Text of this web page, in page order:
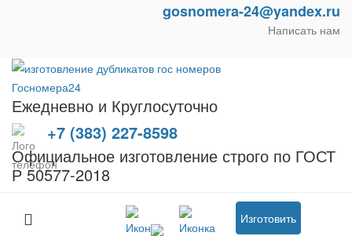
gosnomera-24@yandex.ru
Написать нам
Ежедневно и Круглосуточно
+7 (383) 227-8598
Официальное изготовление строго по ГОСТ
Р 50577-2018
Изготовить